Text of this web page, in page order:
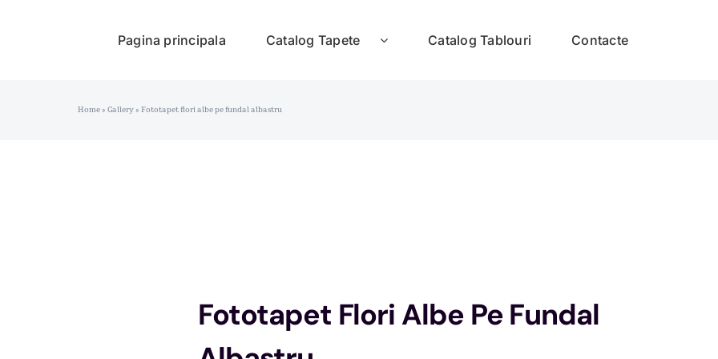
Pagina principala Catalog Tapete Catalog Tablouri Contacte
Home»Gallery»Fototapet flori albe pe fundal albastru
Fototapet Flori Albe Pe Fundal